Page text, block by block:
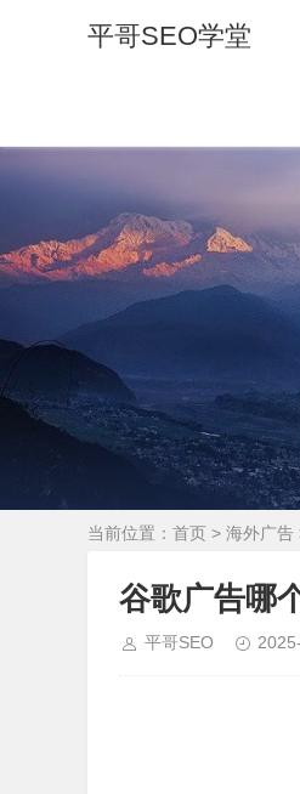
平哥SEO学堂
当前位置： 首页 > 海外广告
谷歌广告哪
平哥SEO